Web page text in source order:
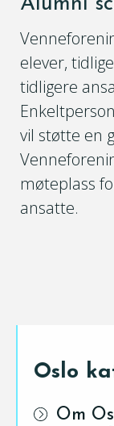
Alumni
elever,
tidligere
vil støtte en
møteplass
ansatte.
Oslo
Om